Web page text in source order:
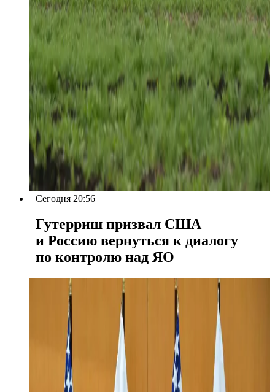
Сегодня 20:56
Гутерриш призвал США
и Россию вернуться к диалогу
по контролю над ЯО